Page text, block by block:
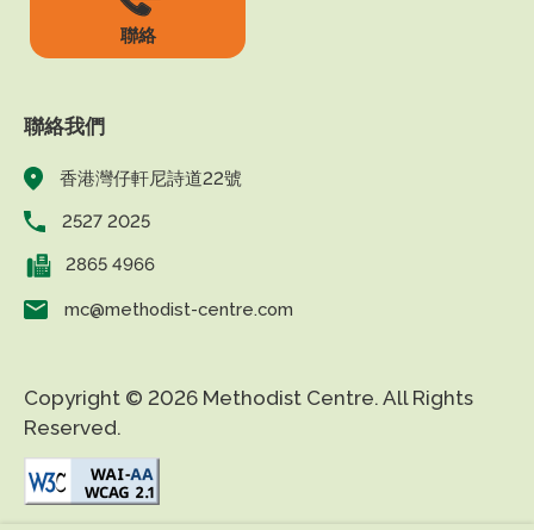
聯絡
聯絡我們
香港灣仔軒尼詩道22號
2527 2025
2865 4966
mc@methodist-centre.com
Copyright © 2026 Methodist Centre. All Rights
Reserved.